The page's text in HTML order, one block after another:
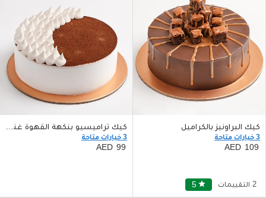
كيك البراونيز بالكراميل
3 خيارات متاحة
109
5 star 2 التقييمات
كيك تراميسيو بنكهة القهوة غني بالكريمة حجم صغير
3 خيارات متاحة
99